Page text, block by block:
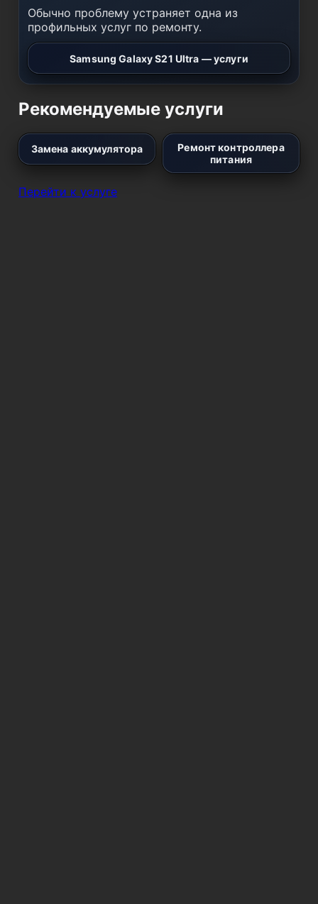
Обычно проблему устраняет одна из
профильных услуг по ремонту.
Samsung Galaxy S21 Ultra — услуги
Рекомендуемые услуги
Замена аккумулятора
Ремонт контроллера
питания
Перейти к услуге